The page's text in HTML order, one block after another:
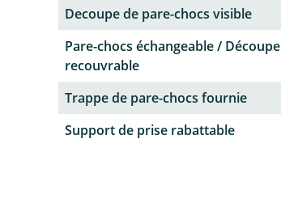
Decoupe de pare-chocs visible
Pare-chocs échangeable / Découpe
recouvrable
Trappe de pare-chocs fournie
Support de prise rabattable